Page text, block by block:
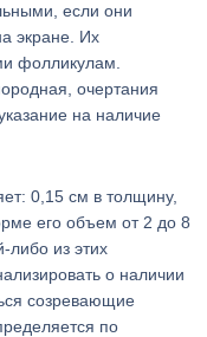
если они
экране. Их
фолликулам.
очертания
на наличие
0,15 см в толщину,
его объем от 2 до 8
либо из этих
о наличии
созревающие
по